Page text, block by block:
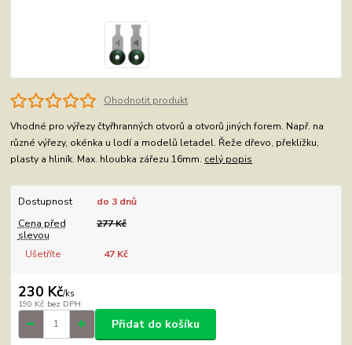
Ohodnotit produkt
Vhodné pro výřezy čtyřhranných otvorů a otvorů jiných forem. Např. na
různé výřezy, okénka u lodí a modelů letadel. Řeže dřevo, překližku,
plasty a hliník. Max. hloubka zářezu 16mm. celý popis
Dostupnost
do 3 dnů
Cena před
slevou
277 Kč
Ušetříte 47 Kč
230 Kč/ks
190 Kč bez DPH
Přidat do košíku